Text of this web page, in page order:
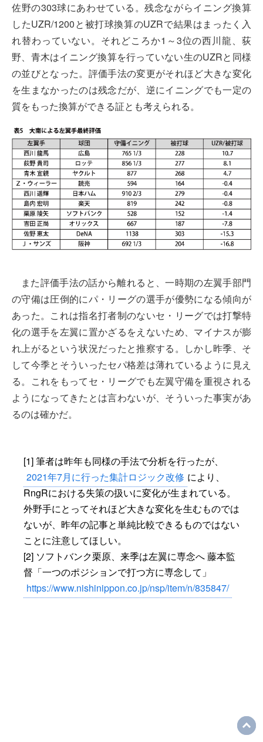
佐野の303球にあわせている。残念ながらイニング換算
したUZR/1200と被打球換算のUZRで結果はまったく入
れ替わっていない。それどころか1～3位の西川龍、荻
野、青木はイニング換算を行っていない生のUZRと同様
の並びとなった。評価手法の変更がそれほど大きな変化
を生まなかったのは残念だが、逆にイニングでも一定の
質をもった換算ができる証とも考えられる。
また評価手法の話から離れると、一時期の左翼手部門
の守備は圧倒的にパ・リーグの選手が優勢になる傾向が
あった。これは指名打者制のないセ・リーグでは打撃特
化の選手を左翼に置かざるをえないため、マイナスが膨
れ上がるという状況だったと推察する。しかし昨季、そ
して今季とそういったセパ格差は薄れているように見え
る。これをもってセ・リーグでも左翼守備を重視される
ようになってきたとは言わないが、そういった事実があ
るのは確かだ。
[1] 筆者は昨年も同様の手法で分析を行ったが、
2021年7月に行った集計ロジック改修 により、
RngRにおける失策の扱いに変化が生まれている。
外野手にとってそれほど大きな変化を生むものでは
ないが、昨年の記事と単純比較できるものではない
ことに注意してほしい。
[2] ソフトバンク栗原、来季は左翼に専念へ 藤本監
督「一つのポジションで打つ方に専念して」
https://www.nishinippon.co.jp/nsp/item/n/835847/